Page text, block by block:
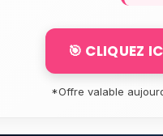
🎯 CLIQUEZ
*Offre valable